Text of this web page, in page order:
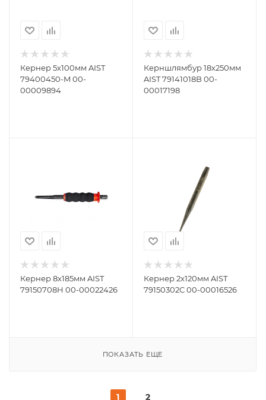
Кернер 5х100мм AIST
79400450-M 00-
00009894
Керншлямбур 18х250мм
AIST 79141018B 00-
00017198
Кернер 8х185мм AIST
79150708H 00-00022426
Кернер 2х120мм AIST
79150302C 00-00016526
ПОКАЗАТЬ ЕЩЕ
1 2